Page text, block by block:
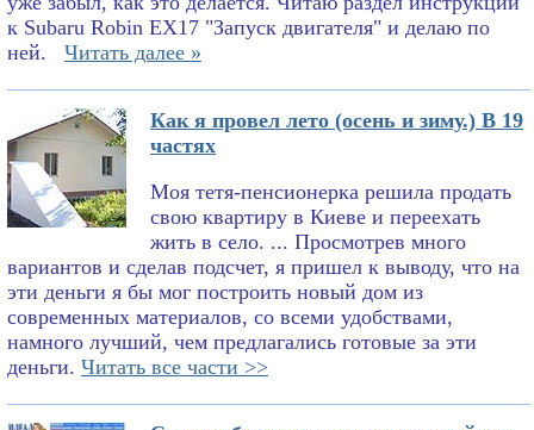
к Subaru Robin EX17 "Запуск двигателя" и делаю по
ней.
Читать далее »
Как я провел лето (осень и зиму.) В 19
частях
Моя тетя-пенсионерка решила продать
свою квартиру в Киеве и переехать
жить в село. ... Просмотрев много
вариантов и сделав подсчет, я пришел к выводу, что на
эти деньги я бы мог построить новый дом из
современных материалов, со всеми удобствами,
намного лучший, чем предлагались готовые за эти
деньги. Читать все части >>